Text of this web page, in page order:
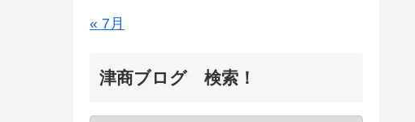
« 7月
津商ブログ 検索！